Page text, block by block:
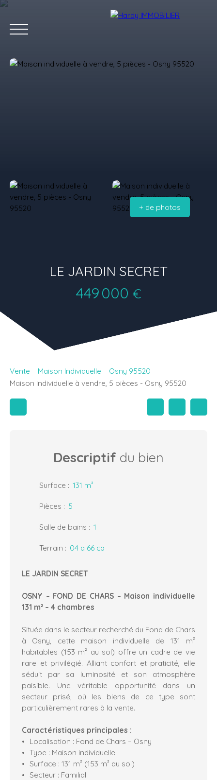
+ de photos
LE JARDIN SECRET
449 000 €
Vente Maison Individuelle
Osny 95520
Maison individuelle à vendre, 5 pièces - Osny 95520
Descriptif du bien
Surface : 131 m²
Pièces : 5
Salle de bains : 1
Terrain : 04 a 66 ca
LE JARDIN SECRET
OSNY – FOND DE CHARS – Maison individuelle
131 m² – 4 chambres
Située dans le secteur recherché du Fond de Chars
à Osny, cette maison individuelle de 131 m²
habitables (153 m² au sol) offre un cadre de vie
rare et privilégié. Alliant confort et praticité, elle
séduit par sa luminosité et son atmosphère
paisible. Une véritable opportunité dans un
secteur prisé, où les biens de ce type sont
particulièrement rares à la vente.
Caractéristiques principales :
Localisation : Fond de Chars – Osny
Type : Maison individuelle
Surface : 131 m² (153 m² au sol)
Secteur : Familial